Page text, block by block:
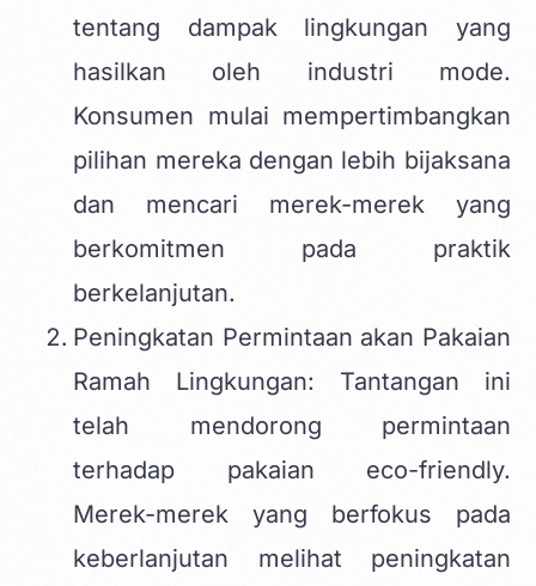
tentang dampak lingkungan yang
hasilkan oleh industri mode.
Konsumen mulai mempertimbangkan
pilihan mereka dengan lebih bijaksana
dan mencari merek-merek yang
berkomitmen pada praktik
berkelanjutan.
Peningkatan Permintaan akan Pakaian
Ramah Lingkungan: Tantangan ini
telah mendorong permintaan
terhadap pakaian eco-friendly.
Merek-merek yang berfokus pada
keberlanjutan melihat peningkatan